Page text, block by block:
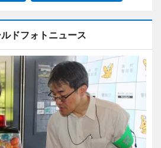
ドフォトニュース